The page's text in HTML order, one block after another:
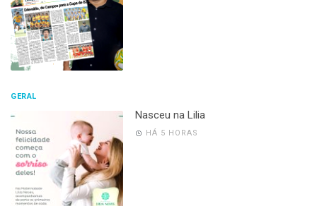
GERAL
Nasceu na Lilia
HÁ 5 HORAS